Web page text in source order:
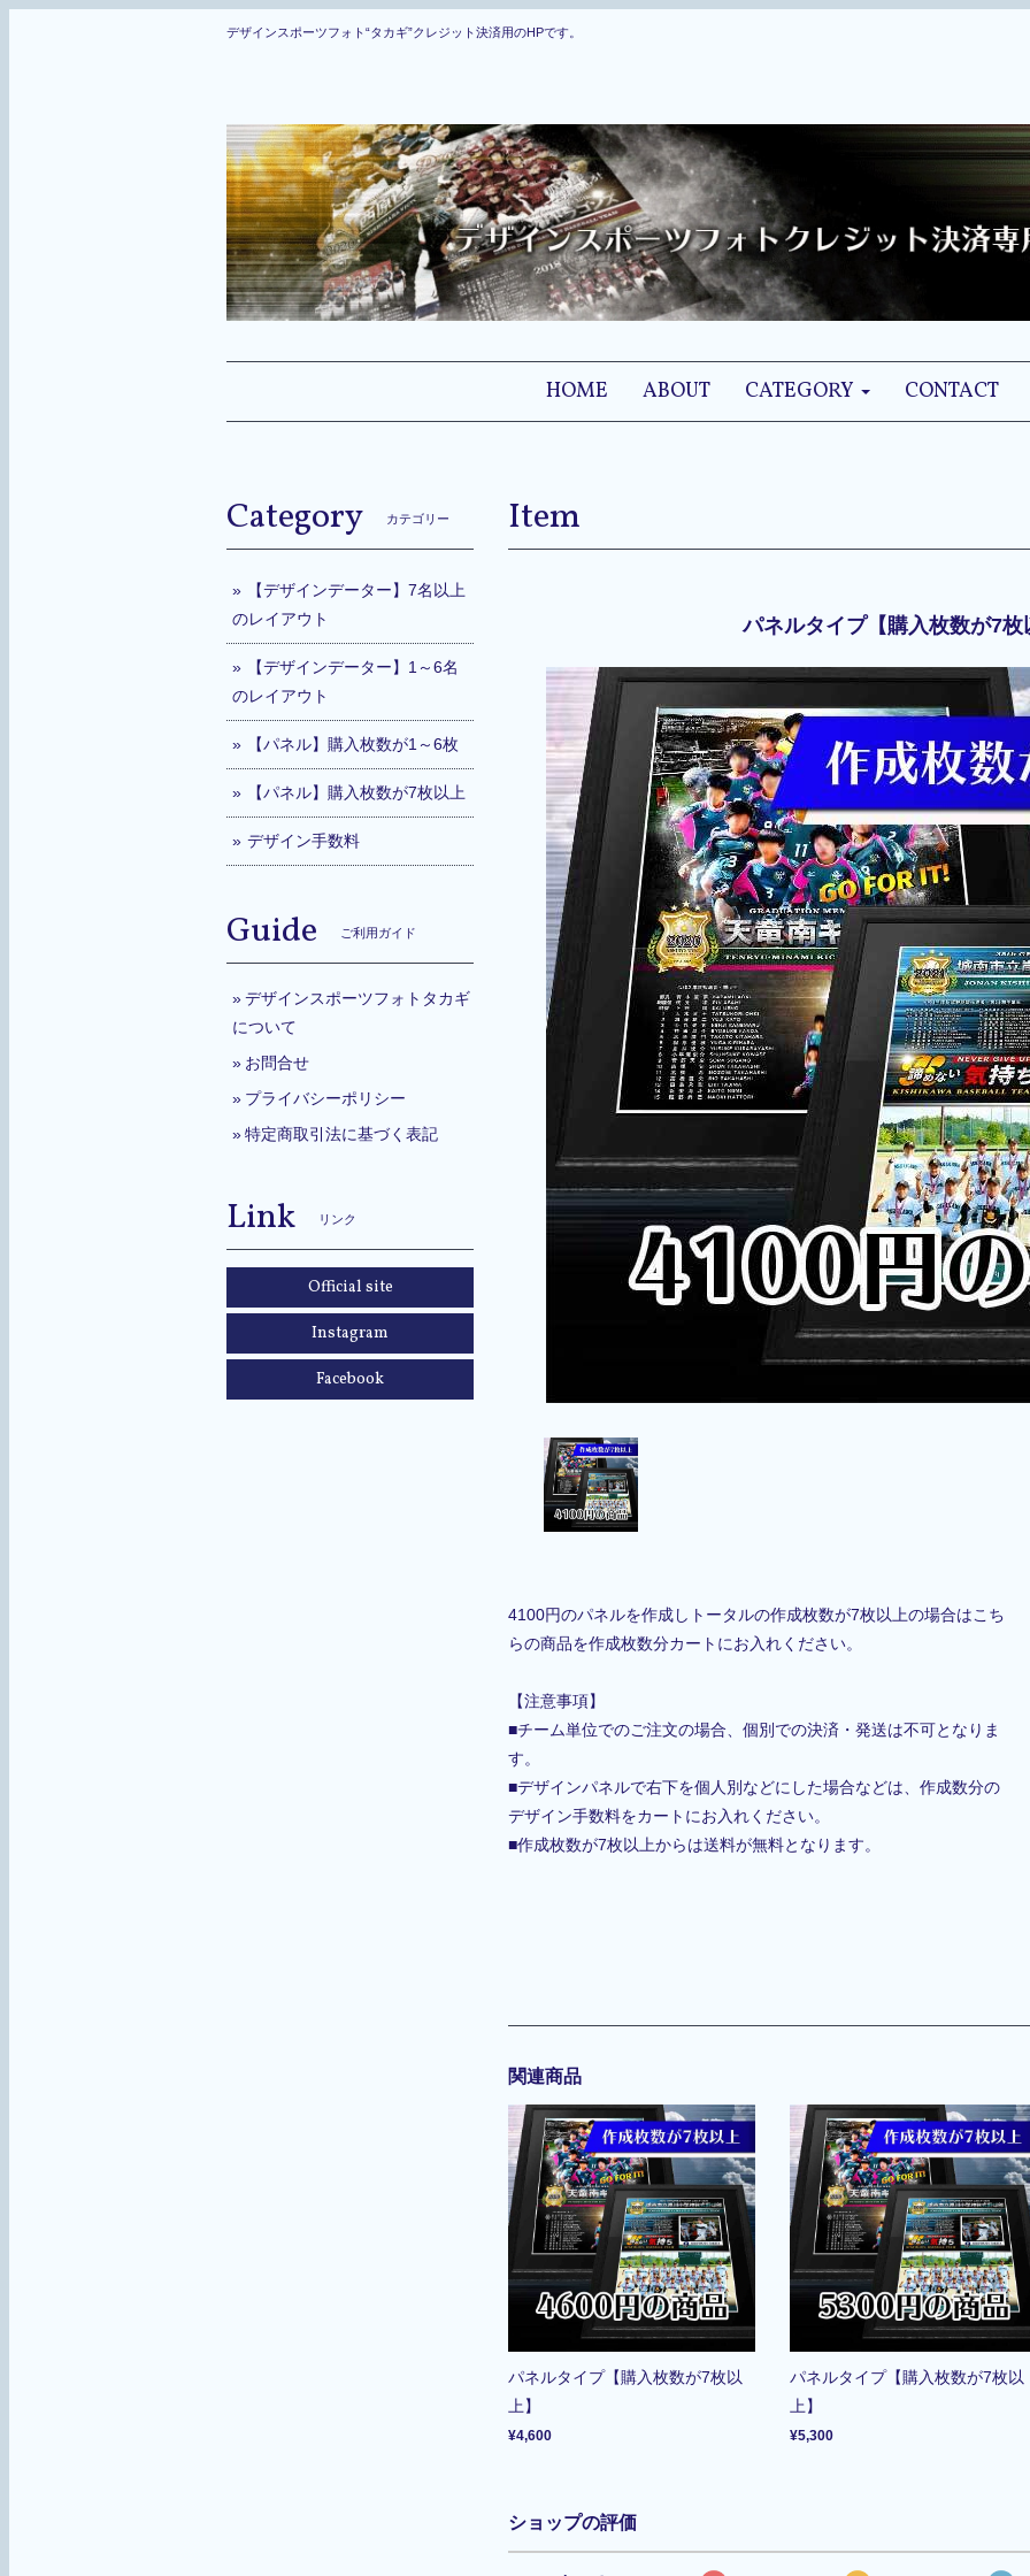
デザインスポーツフォト“タカギ”クレジット決済用のHPです。
HOME ABOUT CATEGORY CONTACT
Item
パネルタイプ【購入枚数が7枚
4100円のパネルを作成しトータルの作成枚数が7枚以上の場合はこち
らの商品を作成枚数分カートにお入れください。
【注意事項】
■チーム単位でのご注文の場合、個別での決済・発送は不可となりま
す。
■デザインパネルで右下を個人別などにした場合などは、作成数分の
デザイン手数料をカートにお入れください。
■作成枚数が7枚以上からは送料が無料となります。
関連商品
パネルタイプ【購入枚数が7枚以
上】
¥4,600
パネルタイプ【購入枚数が7枚以
上】
¥5,300
ショップの評価
Category カテゴリー
【デザインデーター】7名以上
のレイアウト
【デザインデーター】1～6名
のレイアウト
【パネル】購入枚数が1～6枚
【パネル】購入枚数が7枚以上
デザイン手数料
Guide ご利用ガイド
デザインスポーツフォトタカギ
について
お問合せ
プライバシーポリシー
特定商取引法に基づく表記
Link リンク
Official site
Instagram
Facebook